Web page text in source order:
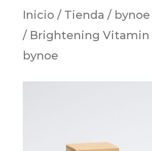
Inicio / Tienda / bynoe
/ Brightening Vitamin
bynoe